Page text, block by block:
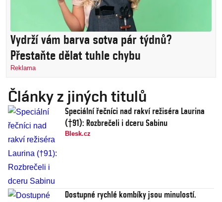
Vydrží vám barva sotva pár týdnů?
Přestaňte dělat tuhle chybu
Reklama
Články z jiných titulů
Speciální řečníci nad rakví režiséra Laurina
(†91): Rozbrečeli i dceru Sabinu
Blesk.cz
Dostupné rychlé kombíky jsou minulostí.